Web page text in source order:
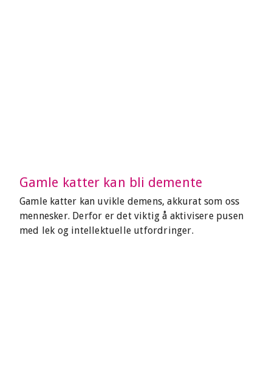
Gamle katter kan bli demente
Gamle katter kan uvikle demens, akkurat som oss
mennesker. Derfor er det viktig å aktivisere pusen
med lek og intellektuelle utfordringer.